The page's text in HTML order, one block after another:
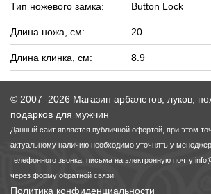
Тип ножевого замка: Button Lock
Длина ножа, см: 20
Длина клинка, см: 8.9
© 2007–2026 Магазин арбалетов, луков,
подарков для мужчин
Данный сайт является публичной офертой, при этом
актуальному наличию необходимо уточнять у
телефонного звонка, письма на электронную почту
через форму обратной связи.
Политика конфиденциальности